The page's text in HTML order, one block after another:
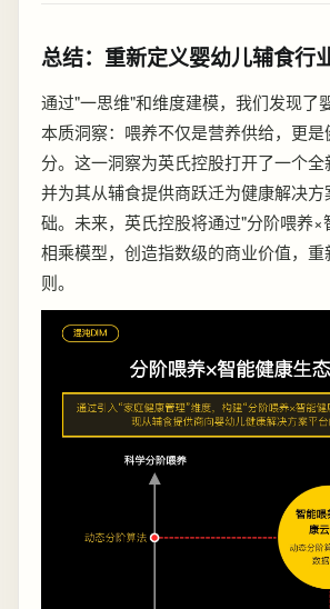
总结：重新定义婴幼儿辅食行
通过"一思维"和维度建模，我们发现了
本质洞察：喂养不仅是营养供给，更
分。这一洞察为英氏控股打开了一个全
并为其从辅食提供商跃迁为健康解决
础。未来，英氏控股将通过"分阶喂养×
相乘模型，创造指数级的商业价值，
则。